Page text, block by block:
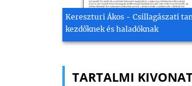
Kereszturi Ákos - Csillagászati
kezdőknek és haladóknak
TARTALMI